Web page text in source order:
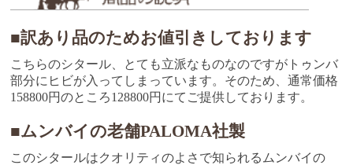
■訳あり品のためお値引きしております
こちらのシタール、とても立派なものなのですがトゥンバ
部分にヒビが入ってしまっています。そのため、通常価格
158800円のところ128800円にてご提供しております。
■ムンバイの老舗PALOMA社製
このシタールはクオリティのよさで知られるムンバイの